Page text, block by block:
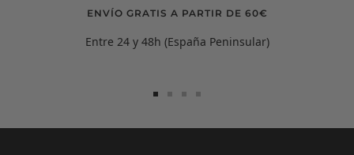
ENVÍO GRATIS A PARTIR DE 60€
Entre 24 y 48h (España Peninsular)